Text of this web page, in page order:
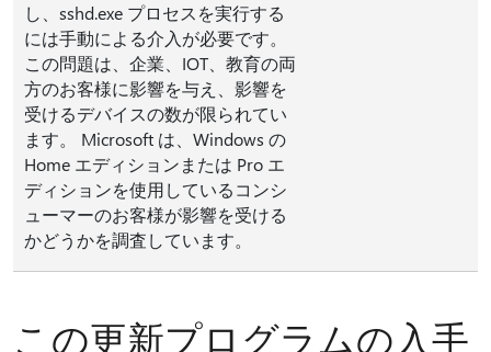
し、sshd.exe プロセスを実行する
には手動による介入が必要です。
この問題は、企業、IOT、教育の両
方のお客様に影響を与え、影響を
受けるデバイスの数が限られてい
ます。 Microsoft は、Windows の
Home エディションまたは Pro エ
ディションを使用しているコンシ
ューマーのお客様が影響を受ける
かどうかを調査しています。
この更新プログラムの入手